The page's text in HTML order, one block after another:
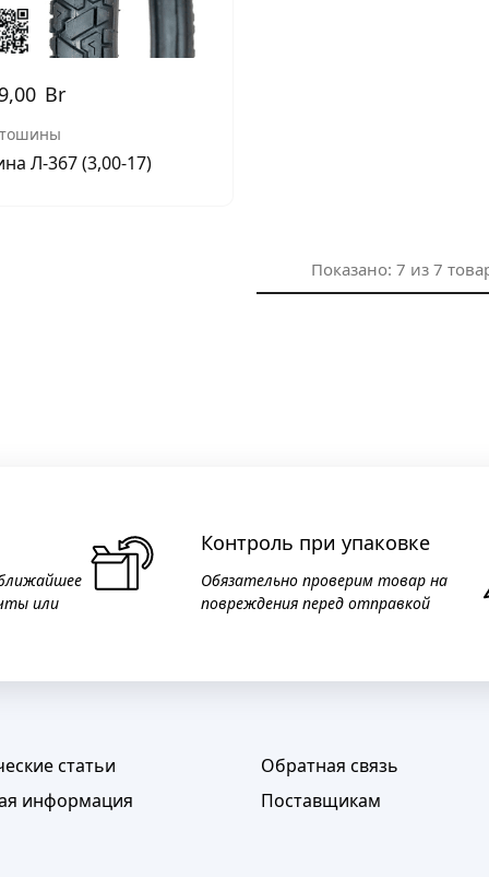
Br
Л-367 (3,00-17)
Показано: 7 из7
или
Контроль при упаковке
Обязательно проверим товар на
повреждения перед отправкой
статьи
информация
Обратная связь
Поставщикам